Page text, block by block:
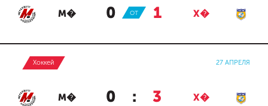
М� 0 : 1 Х�
ОТ
Хоккей 27 АПРЕЛЯ
М� 0 : 3 Х�